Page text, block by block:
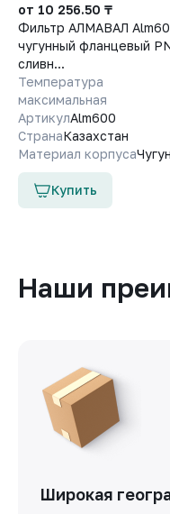
от 10 256.50 ₸
Фильтр АЛМАВАЛ
чугунный фланцевый
сливн...
Температура
максимальная
АртикулAlm600
СтранаКазахстан
Материал корпусаЧугун
Купить
Наши
Широкая